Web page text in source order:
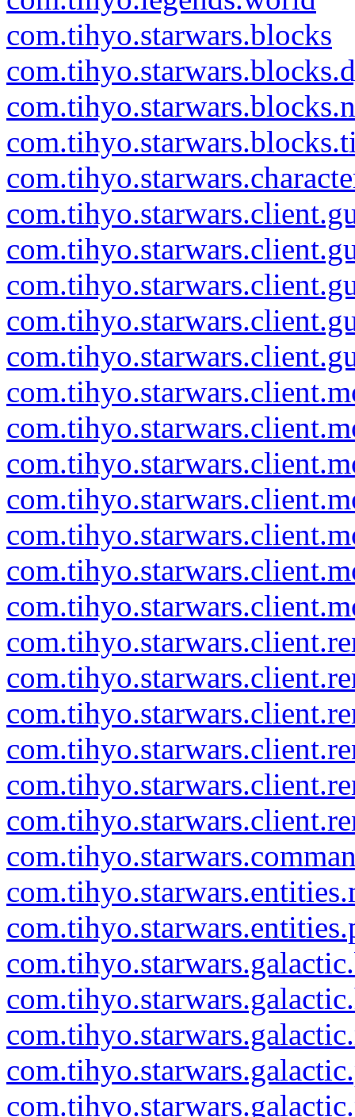
com.tihyo.starwars.blocks